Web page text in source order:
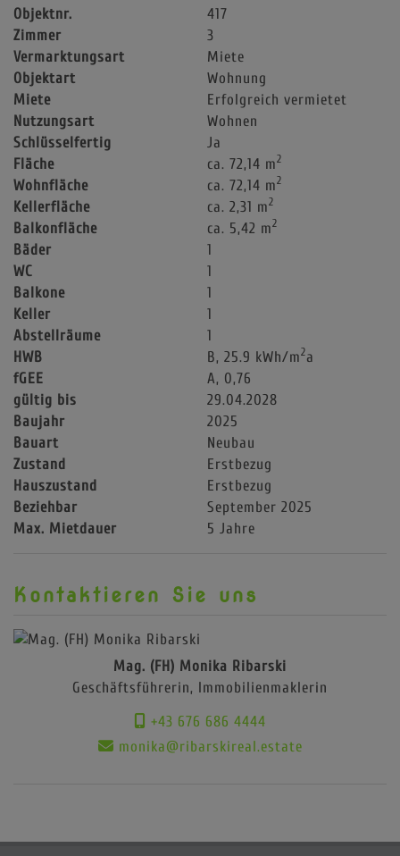
Objektnr.
417
Zimmer
3
Vermarktungsart
Miete
Objektart
Wohnung
Miete
Erfolgreich vermietet
Nutzungsart
Wohnen
Schlüsselfertig
Ja
Fläche
ca. 72,14 m2
Wohnfläche ca. 72,14 m2
Kellerfläche ca. 2,31 m2
Balkonfläche ca. 5,42 m2
Bäder
1
WC
1
Balkone
1
Keller
1
Abstellräume
1
HWB
B, 25.9 kWh/m2a
fGEE
A, 0,76
gültig bis
29.04.2028
Baujahr
2025
Bauart
Neubau
Zustand
Erstbezug
Hauszustand
Erstbezug
Beziehbar
September 2025
Max. Mietdauer
5 Jahre
Kontaktieren Sie uns
Mag. (FH) Monika Ribarski
Geschäftsführerin, Immobilienmaklerin
+43 676 686 4444
monika@ribarskireal.estate